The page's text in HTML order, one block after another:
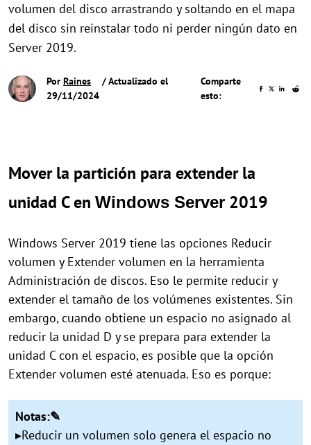
volumen del disco arrastrando y soltando en el mapa
del disco sin reinstalar todo ni perder ningún dato en
Server 2019.
Por Raines
/ Actualizado el
29/11/2024
Comparte
esto:
Mover la partición para extender la
unidad C en Windows Server 2019
Windows Server 2019 tiene las opciones Reducir
volumen y Extender volumen en la herramienta
Administración de discos. Eso le permite reducir y
extender el tamaño de los volúmenes existentes. Sin
embargo, cuando obtiene un espacio no asignado al
reducir la unidad D y se prepara para extender la
unidad C con el espacio, es posible que la opción
Extender volumen esté atenuada. Eso es porque:
Notas:✎
▸Reducir un volumen solo genera el espacio no